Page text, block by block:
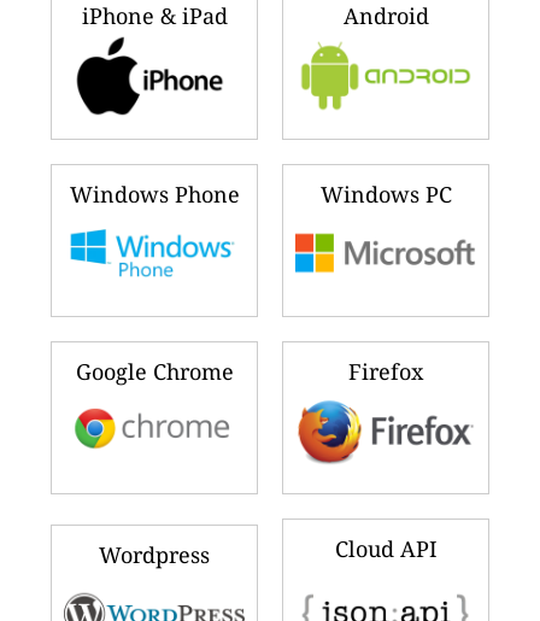
iPhone & iPad Android
Windows Phone Windows PC
Google Chrome Firefox
Wordpress Cloud API